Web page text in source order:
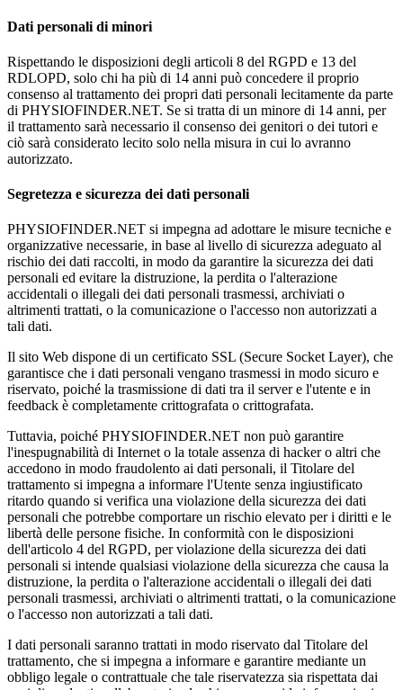
Dati personali di minori
Rispettando le disposizioni degli articoli 8 del RGPD e 13 del
RDLOPD, solo chi ha più di 14 anni può concedere il proprio
consenso al trattamento dei propri dati personali lecitamente da parte
di PHYSIOFINDER.NET. Se si tratta di un minore di 14 anni, per
il trattamento sarà necessario il consenso dei genitori o dei tutori e
ciò sarà considerato lecito solo nella misura in cui lo avranno
autorizzato.
Segretezza e sicurezza dei dati personali
PHYSIOFINDER.NET si impegna ad adottare le misure tecniche e
organizzative necessarie, in base al livello di sicurezza adeguato al
rischio dei dati raccolti, in modo da garantire la sicurezza dei dati
personali ed evitare la distruzione, la perdita o l'alterazione
accidentali o illegali dei dati personali trasmessi, archiviati o
altrimenti trattati, o la comunicazione o l'accesso non autorizzati a
tali dati.
Il sito Web dispone di un certificato SSL (Secure Socket Layer), che
garantisce che i dati personali vengano trasmessi in modo sicuro e
riservato, poiché la trasmissione di dati tra il server e l'utente e in
feedback è completamente crittografata o crittografata.
Tuttavia, poiché PHYSIOFINDER.NET non può garantire
l'inespugnabilità di Internet o la totale assenza di hacker o altri che
accedono in modo fraudolento ai dati personali, il Titolare del
trattamento si impegna a informare l'Utente senza ingiustificato
ritardo quando si verifica una violazione della sicurezza dei dati
personali che potrebbe comportare un rischio elevato per i diritti e le
libertà delle persone fisiche. In conformità con le disposizioni
dell'articolo 4 del RGPD, per violazione della sicurezza dei dati
personali si intende qualsiasi violazione della sicurezza che causa la
distruzione, la perdita o l'alterazione accidentali o illegali dei dati
personali trasmessi, archiviati o altrimenti trattati, o la comunicazione
o l'accesso non autorizzati a tali dati.
I dati personali saranno trattati in modo riservato dal Titolare del
trattamento, che si impegna a informare e garantire mediante un
obbligo legale o contrattuale che tale riservatezza sia rispettata dai